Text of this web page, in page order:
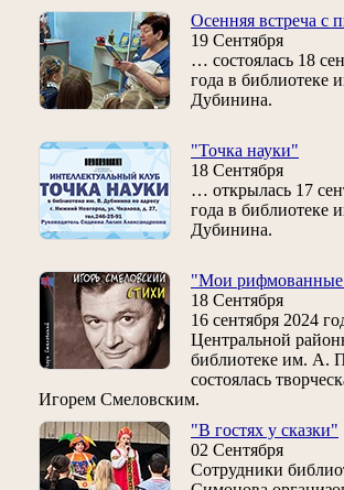
Осенняя встреча с
19 Сентября
… состоялась 18
года в библиотеке
Дубинина.
"Точка науки"
18 Сентября
… открылась 17
года в библиотеке
Дубинина.
"Мои
18 Сентября
16 сентября 2024
Центральной
библиотеке им. А.
состоялась
Игорем Смеловским.
"В гостях у сказки"
02 Сентября
Сотрудники